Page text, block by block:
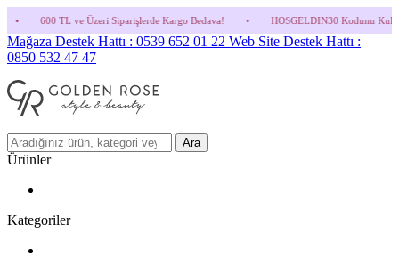
Siparişlerde Kargo Bedava! • HOSGELDIN30 Kodunu Kullanmayı Unutma!
Mağaza Destek Hattı : 0539 652 01 22 Web Site Destek Hattı :
0850 532 47 47
Ara
Ürünler
Kategoriler